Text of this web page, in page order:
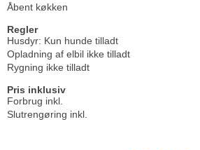
Åbent køkken
Regler
Husdyr: Kun hunde tilladt
Opladning af elbil ikke tilladt
Rygning ikke tilladt
Pris inklusiv
Forbrug inkl.
Slutrengøring inkl.